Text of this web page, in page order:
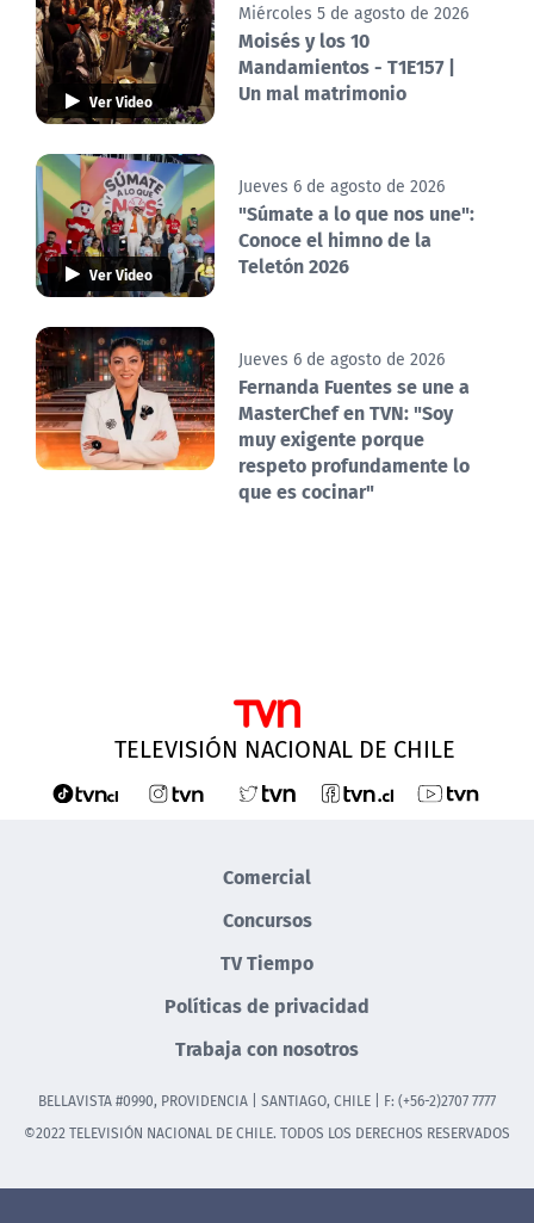
Ver Video
Miércoles 5 de agosto de 2026
Moisés y los 10
Mandamientos - T1E157 |
Un mal matrimonio
Ver Video
Jueves 6 de agosto de 2026
"Súmate a lo que nos une":
Conoce el himno de la
Teletón 2026
Jueves 6 de agosto de 2026
Fernanda Fuentes se une a
MasterChef en TVN: "Soy
muy exigente porque
respeto profundamente lo
que es cocinar"
TELEVISIÓN NACIONAL DE CHILE
Comercial
Concursos
TV Tiempo
Políticas de privacidad
Trabaja con nosotros
BELLAVISTA #0990, PROVIDENCIA | SANTIAGO, CHILE | F: (+56-2)2707 7777
©2022 TELEVISIÓN NACIONAL DE CHILE. TODOS LOS DERECHOS RESERVADOS